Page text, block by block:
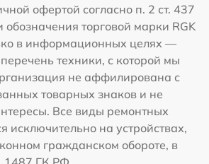
офертой согласно п. 2 ст. 437
торговой марки RGK
в информационных целях —
техники, с которой мы
не аффилирована с
товарных знаков и не
Все виды ремонтных
исключительно на устройствах,
гражданском обороте, в